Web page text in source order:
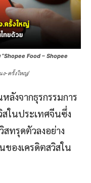
Food – Shopee
-ครั้งใหญ/
ลังจากธุรกรรมการ
สในประเทศจีนซึ่ง
ทรุดตัวลงอย่าง
ของเครดิตสวิสใน